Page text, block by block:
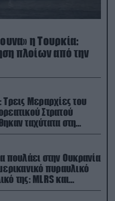
η Τουρκία:
πλοίων από την
Μεραρχίες του
Στρατού
ταχύτατα στη
πουλάει στην Ουκρανία
πυραυλικό
της: MLRS και